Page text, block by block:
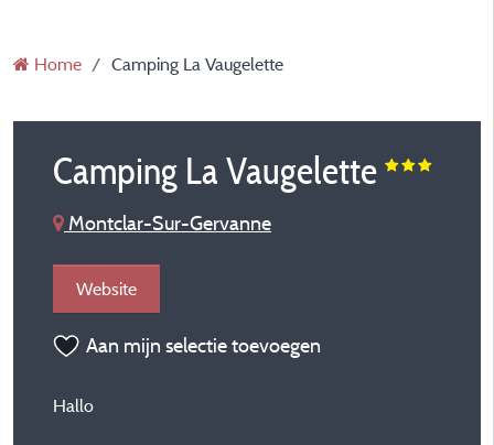
Home Camping La Vaugelette
Camping La Vaugelette
Montclar-Sur-Gervanne
Website
Aan mijn selectie toevoegen
Hallo